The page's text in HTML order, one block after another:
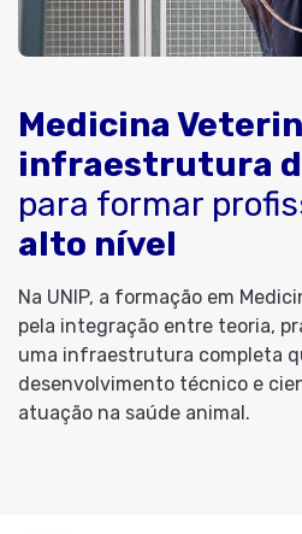
Medicina
infraestrutura
para formar
alto nível
Na UNIP, a formação em
pela integração entre teoria,
uma infraestrutura completa
desenvolvimento técnico e
atuação na saúde animal.